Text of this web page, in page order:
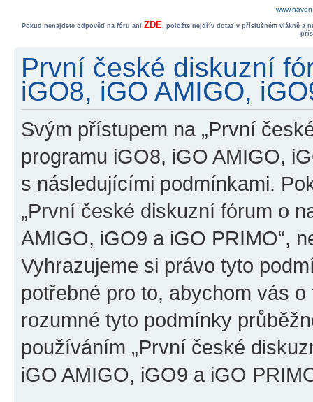
Pokud nenajdete odpověď na fóru ani ZDE, položte nejdřív dotaz v příslušném vlákně a
První české diskuzní
iGO8, iGO AMIGO,
Svým přístupem na „První
programu iGO8, iGO AMIGO,
s následujícími podmínkami.
„První české diskuzní fórum o
AMIGO, iGO9 a iGO PRIMO“,
Vyhrazujeme si právo tyto
potřebné pro to, abychom vás
rozumné tyto podmínky
používáním „První české
iGO AMIGO, iGO9 a iGO